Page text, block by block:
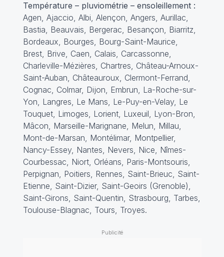
Température – pluviométrie – ensoleillement :
Agen, Ajaccio, Albi, Alençon, Angers, Aurillac,
Bastia, Beauvais, Bergerac, Besançon, Biarritz,
Bordeaux, Bourges, Bourg-Saint-Maurice,
Brest, Brive, Caen, Calais, Carcassonne,
Charleville-Mézières, Chartres, Château-Arnoux-
Saint-Auban, Châteauroux, Clermont-Ferrand,
Cognac, Colmar, Dijon, Embrun, La-Roche-sur-
Yon, Langres, Le Mans, Le-Puy-en-Velay, Le
Touquet, Limoges, Lorient, Luxeuil, Lyon-Bron,
Mâcon, Marseille-Marignane, Melun, Millau,
Mont-de-Marsan, Montélimar, Montpellier,
Nancy-Essey, Nantes, Nevers, Nice, Nîmes-
Courbessac, Niort, Orléans, Paris-Montsouris,
Perpignan, Poitiers, Rennes, Saint-Brieuc, Saint-
Etienne, Saint-Dizier, Saint-Geoirs (Grenoble),
Saint-Girons, Saint-Quentin, Strasbourg, Tarbes,
Toulouse-Blagnac, Tours, Troyes.